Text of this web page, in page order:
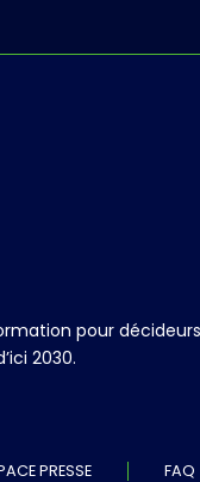
pour
2030.
PRESSE FAQ